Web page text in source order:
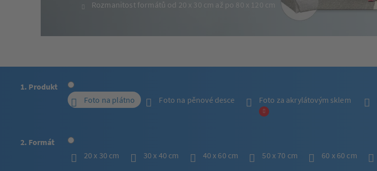
Rozmanitost formátů od 20 x 30 cm až po 80 x 120 cm
1. Produkt
Foto na plátno
Foto na pěnové desce Foto za akrylátovým sklem
2. Formát
20 x 30 cm
30 x 40 cm 40 x 60 cm 50 x 70 cm 60 x 60 cm